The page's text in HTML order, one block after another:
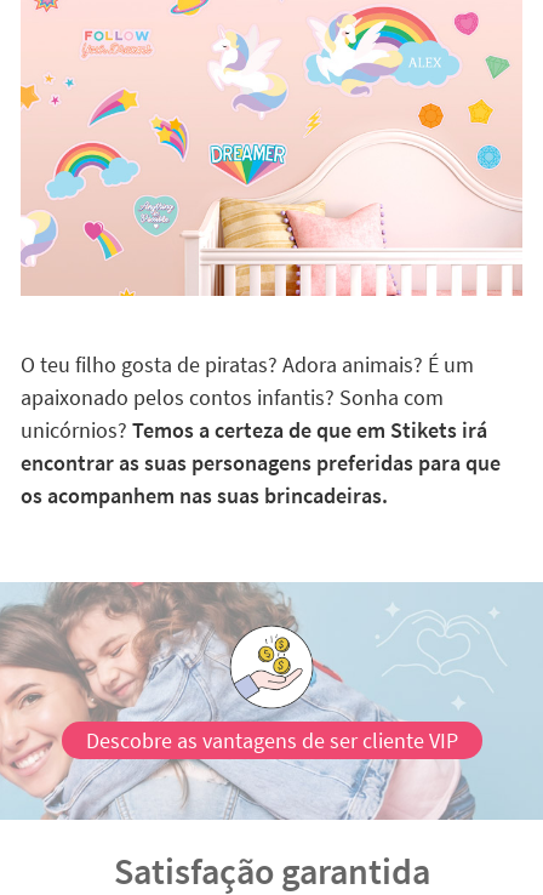
O teu filho gosta de piratas? Adora animais? É um
apaixonado pelos contos infantis? Sonha com
unicórnios? Temos a certeza de que em Stikets irá
encontrar as suas personagens preferidas para que
os acompanhem nas suas brincadeiras.
Descobre as vantagens de ser cliente VIP
Satisfação garantida